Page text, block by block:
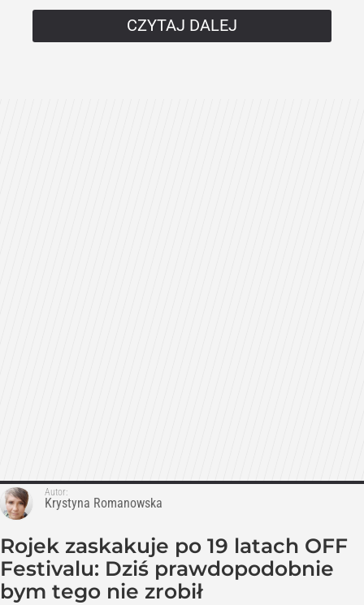
CZYTAJ DALEJ
Autor:
Krystyna Romanowska
Rojek zaskakuje po 19 latach OFF
Festivalu: Dziś prawdopodobnie
bym tego nie zrobił